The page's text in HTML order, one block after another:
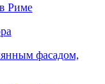
Риме
фасадом,